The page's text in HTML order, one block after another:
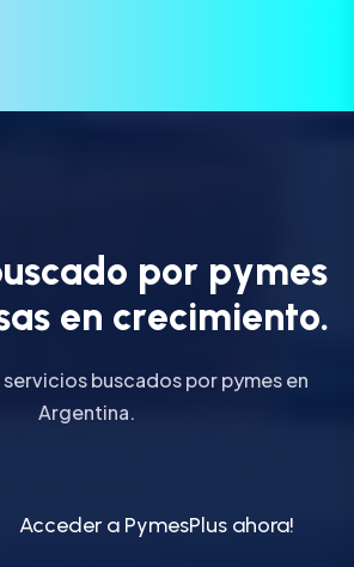
uscado por pymes
as en crecimiento.
buscados por pymes en
Argentina.
Acceder a PymesPlus ahora!